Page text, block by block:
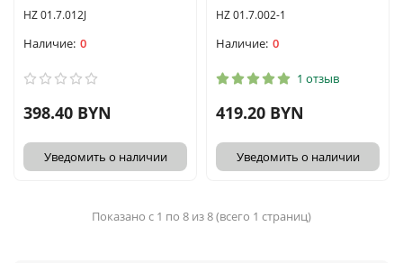
HZ 01.7.012J
0
398.40 BYN
Уведомить о наличии
HZ 01.7.002-1
0
1 отзыв
419.20 BYN
Уведомить о наличии
Показано с 1 по 8 из 8 (всего 1 страниц)